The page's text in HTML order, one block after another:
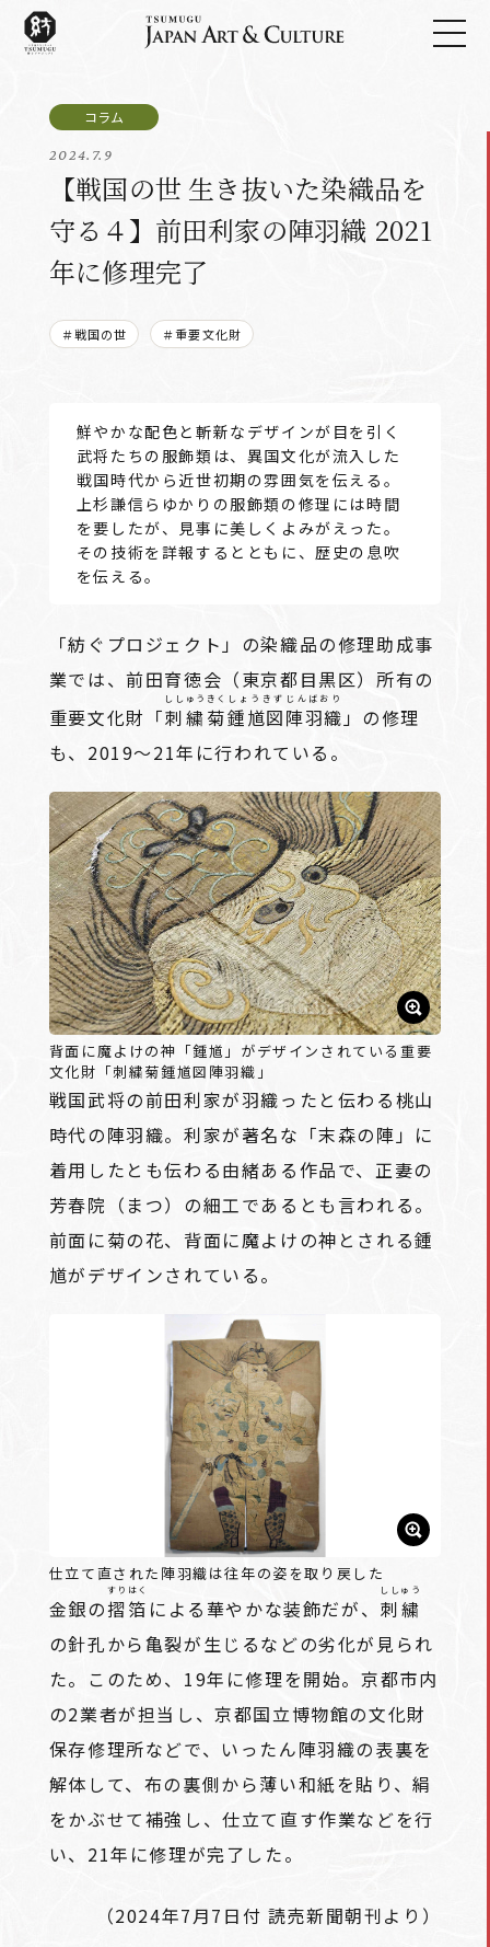
2024.7.9
【戦国の世 生き抜いた染織品を
守る４】前田利家の陣羽織 2021
年に修理完了
＃戦国の世 ＃重要文化財
鮮やかな配色と斬新なデザインが目を引く
武将たちの服飾類は、異国文化が流入した
戦国時代から近世初期の雰囲気を伝える。
上杉謙信らゆかりの服飾類の修理には時間
を要したが、見事に美しくよみがえった。
その技術を詳報するとともに、歴史の息吹
を伝える。
「紡ぐプロジェクト」の染織品の修理助成事
業では、前田育徳会（東京都目黒区）所有の
重要文化財「刺繍菊
ししゅうきく
鍾馗図
しょうきず
陣羽織
じんばおり
」の修理
も、2019～21年に行われている。
背面に魔よけの神「鍾馗」がデザインされている重要
文化財「刺繍菊鍾馗図陣羽織」
戦国武将の前田利家が羽織ったと伝わる桃山
時代の陣羽織。利家が著名な「末森の陣」に
着用したとも伝わる由緒ある作品で、正妻の
芳春院（まつ）の細工であるとも言われる。
前面に菊の花、背面に魔よけの神とされる鍾
馗がデザインされている。
仕立て直された陣羽織は往年の姿を取り戻した
金銀の摺箔
すりはく
による華やかな装飾だが、 刺繍
ししゅう
の針孔から亀裂が生じるなどの劣化が見られ
た。このため、19年に修理を開始。京都市内
の2業者が担当し、京都国立博物館の文化財
保存修理所などで、いったん陣羽織の表裏を
解体して、布の裏側から薄い和紙を貼り、絹
をかぶせて補強し、仕立て直す作業などを行
い、21年に修理が完了した。
（2024年7月7日付 読売新聞朝刊より）